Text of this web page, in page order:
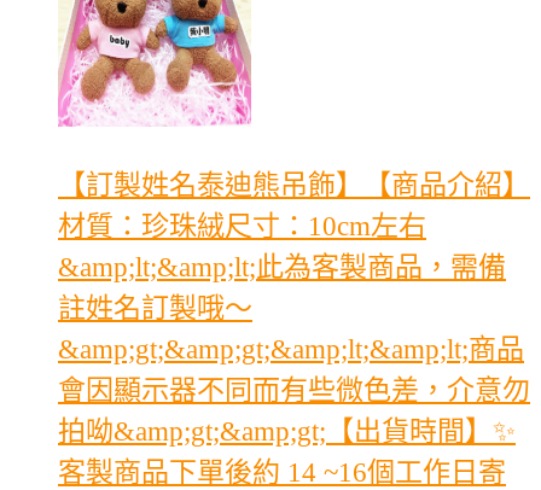
【訂製姓名泰迪熊吊飾】【商品介紹】
材質：珍珠絨尺寸：10cm左右
&amp;lt;&amp;lt;此為客製商品，需備
註姓名訂製哦～
&amp;gt;&amp;gt;&amp;lt;&amp;lt;商品
會因顯示器不同而有些微色差，介意勿
拍呦&amp;gt;&amp;gt;【出貨時間】✨
客製商品下單後約 14 ~16個工作日寄